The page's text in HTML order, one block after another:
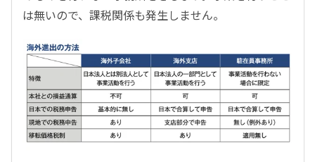
は無いので、課税関係も発生しません。